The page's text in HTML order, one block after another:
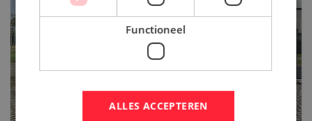
Functioneel
ALLES ACCEPTEREN